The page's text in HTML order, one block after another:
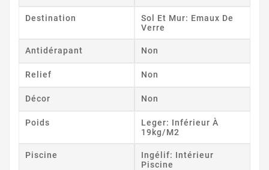
Destination
Sol Et Mur: Emaux De
Verre
Antidérapant Non
Relief Non
Décor Non
Poids
Leger: Inférieur À
19kg/m2
Piscine
Ingélif: Intérieur
Piscine